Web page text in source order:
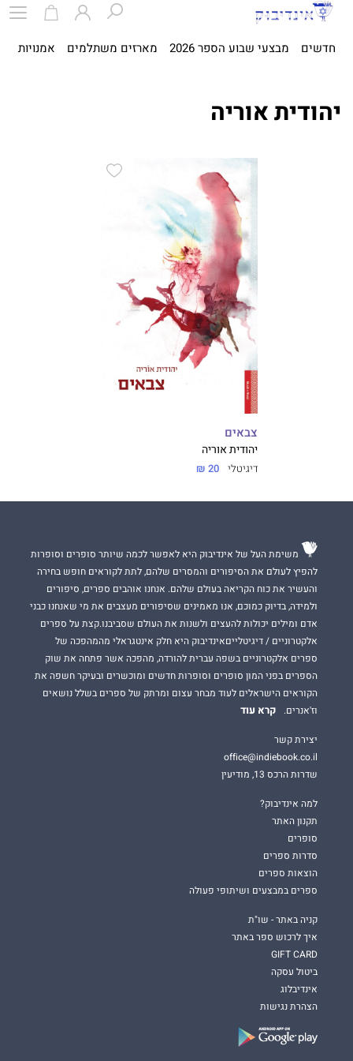
חדשים מבצעי שבוע הספר 2026 מארזים משתלמים אמנויות
יהודית אוריה
צבאים
יהודית אוריה
דיגיטלי 20 ₪
משימת העל של אינדיבוק היא לאפשר לכמה שיותר סופרים וסופרות
להפיץ לעולם את הסיפורים והמסרים שלהם, לתת לקוראים חופש בחירה
והעשיר את כוח הקריאה בעולם שלהם. אנחנו אוהבים ספרים, סיפורים
ולמידה, בדיוק כמוכם, אנו מאמינים שסיפורים מעצבים את מי שאנחנו כבני
אדם ומילים יכולות להעצים ולשנות את העולם שסביבנו.קצת על ספרים
אלקטרוניים / דיגיטלייםאינדיבוק היא חלק אינטגראלי מהמהפכה של
ספרים אלקטרוניים בשפה עברית להורדה, מהפכה אשר פתחה את שוק
הספרים בפני המון סופרים וסופרות חדשים ומוכשרים ובעיקר חשפה את
הקוראים הישראלים לעוד מבחר עצום ומרתק של ספרים בשלל נושאים
וז'אנרים.
קרא עוד
יצירת קשר
office@indiebook.co.il
שדרות הרכס 13, מודיעין
למה אינדיבוק?
תקנון האתר
סופרים
סדרות ספרים
הוצאות ספרים
ספרים במבצעים ושיתופי פעולה
קניה באתר - שו"ת
איך לרכוש ספר באתר
GIFT CARD
ביטול עסקה
אינדיבלוג
הצהרת נגישות